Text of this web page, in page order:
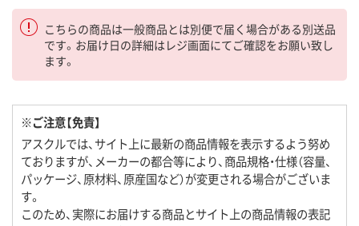
こちらの商品は一般商品とは別便で届く場合がある別送品
です。お届け日の詳細はレジ画面にてご確認をお願い致し
ます。
※ご注意【免責】
アスクルでは、サイト上に最新の商品情報を表示するよう努め
ておりますが、メーカーの都合等により、商品規格・仕様（容量、
パッケージ、原材料、原産国など）が変更される場合がございま
す。
このため、実際にお届けする商品とサイト上の商品情報の表記